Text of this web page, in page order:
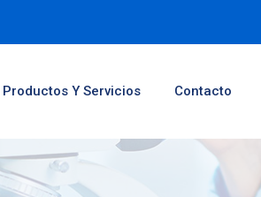
Productos Y Servicios Contacto